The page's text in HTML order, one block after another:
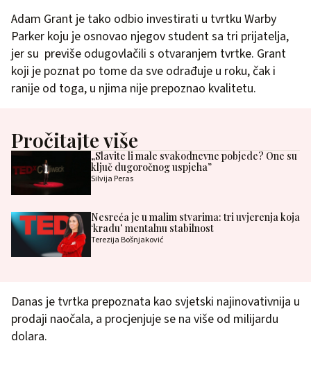
Adam Grant je tako odbio investirati u tvrtku Warby
Parker koju je osnovao njegov student sa tri prijatelja,
jer su previše odugovlačili s otvaranjem tvrtke. Grant
koji je poznat po tome da sve odrađuje u roku, čak i
ranije od toga, u njima nije prepoznao kvalitetu.
Pročitajte više
„Slavite li male svakodnevne pobjede? One su
ključ dugoročnog uspjeha”
Silvija Peras
Nesreća je u malim stvarima: tri uvjerenja koja
‘kradu’ mentalnu stabilnost
Terezija Bošnjaković
Danas je tvrtka prepoznata kao svjetski najinovativnija u
prodaji naočala, a procjenjuje se na više od milijardu
dolara.